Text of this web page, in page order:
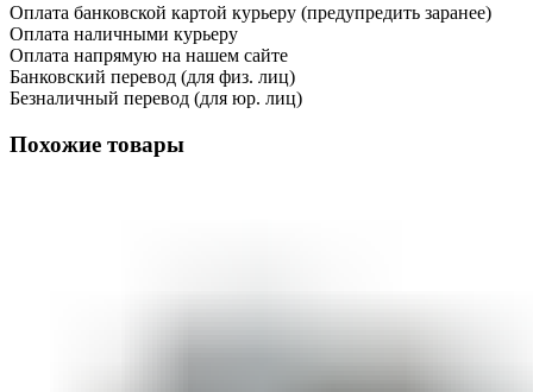
Оплата банковской картой курьеру (предупредить заранее)
Оплата наличными курьеру
Оплата напрямую на нашем сайте
Банковский перевод (для физ. лиц)
Безналичный перевод (для юр. лиц)
Похожие товары